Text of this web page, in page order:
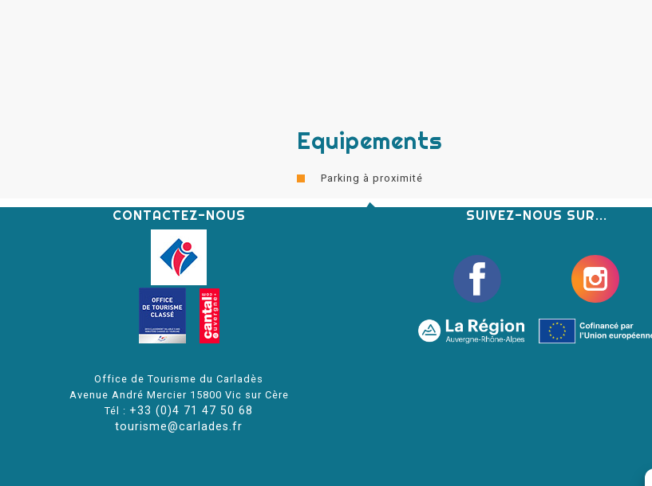
Equipements
Parking à proximité
CONTACTEZ-NOUS
Office de Tourisme du Carladès
Avenue André Mercier 15800 Vic sur Cère
Tél : +33 (0)4 71 47 50 68
tourisme@carlades.fr
SUIVEZ-NOUS SUR...